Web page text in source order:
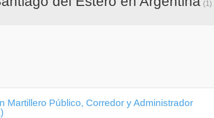
(1)
Martillero Público, Corredor y Administrador